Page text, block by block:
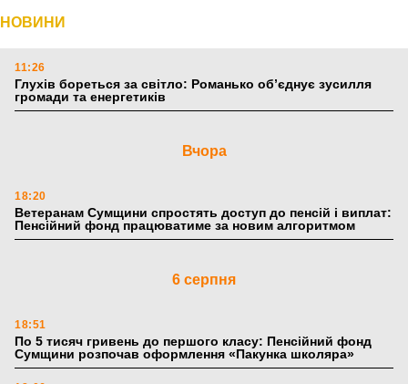
НОВИНИ
11:26
Глухів бореться за світло: Романько об’єднує зусилля
громади та енергетиків
Вчора
18:20
Ветеранам Сумщини спростять доступ до пенсій і виплат:
Пенсійний фонд працюватиме за новим алгоритмом
6 серпня
18:51
По 5 тисяч гривень до першого класу: Пенсійний фонд
Сумщини розпочав оформлення «Пакунка школяра»